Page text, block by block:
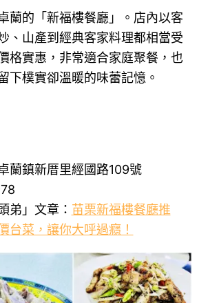
蘭的「新福樓餐廳」。店內以客
、山產到經典客家料理都相當受
格實惠，非常適合家庭聚餐，也
下樸實卻溫暖的味蕾記憶。
蘭鎮新厝里經國路109號
弟」文章： 苗栗新福樓餐廳推
台菜，讓你大呼過癮！